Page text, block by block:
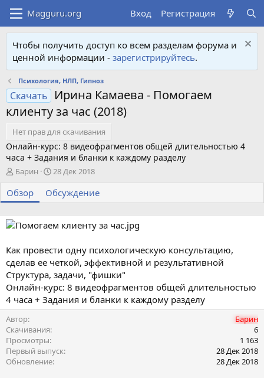
Вход Регистрация
Чтобы получить доступ ко всем разделам форума и
ценной информации - зарегистрируйтесь.
Психология, НЛП, Гипноз
Скачать
Ирина Камаева - Помогаем
клиенту за час (2018)
Нет прав для скачивания
Онлайн-курс: 8 видеофрагментов общей длительностью 4
часа + Задания и бланки к каждому разделу
А
т
о
р
Барин
Д
т
а
с
о
а
н
и
я
28 Дек 2018
Обзор Обсуждение
Как провести одну психологическую консультацию,
сделав ее четкой, эффективной и результативной
Структура, задачи, "фишки"
Онлайн-курс: 8 видеофрагментов общей длительностью
4 часа + Задания и бланки к каждому разделу
Автор
Барин
Скачивания
6
Просмотры
1 163
Первый выпуск
28 Дек 2018
Обновление
28 Дек 2018